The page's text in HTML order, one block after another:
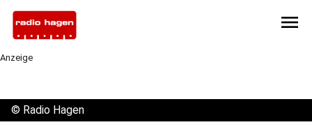
menu
Anzeige
© Radio Hagen